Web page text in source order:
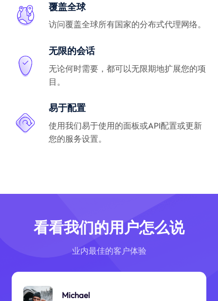
覆盖全球
访问覆盖全球所有国家的分布式代理网络。
无限的会话
无论何时需要，都可以无限期地扩展您的项
目。
易于配置
使用我们易于使用的面板或API配置或更新
您的服务设置。
看看我们的用户怎么说
业内最佳的客户体验
Michael